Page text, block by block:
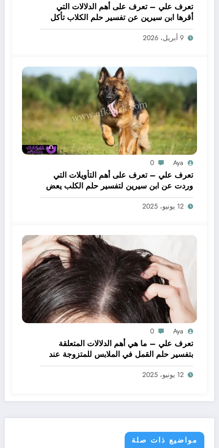
تعرف علي – تعرف على أهم الدلالات التي
أقرها ابن سيرين عن تفسير حلم الكلاب تأكل
لحم – بالتفصيل
9 أبريل، 2026
Aya
0
تعرف علي – تعرف على أهم التأويلات التي
وردت عن ابن سيرين لتفسير حلم الكلب يعض
يدي – بالتفصيل
12 يونيو، 2025
Aya
0
تعرف علي – ما هي أهم الدلالات المتعلقة
بتفسير حلم القمل في الملابس للمتزوجة عند
ابن سيرين؟ – بالتفصيل
12 يونيو، 2025
مواضيع ذات صلة